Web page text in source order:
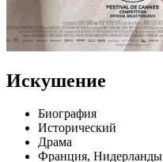
Искушение
Биография
Исторический
Драма
Франция, Нидерланды